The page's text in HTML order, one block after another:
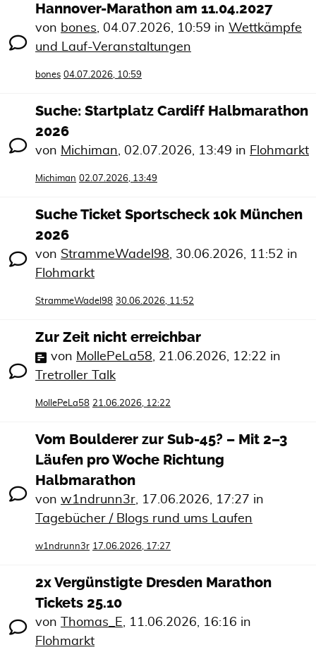
Hannover-Marathon am 11.04.2027
von bones, 04.07.2026, 10:59 in Wettkämpfe
und Lauf-Veranstaltungen
bones 04.07.2026, 10:59
Suche: Startplatz Cardiff Halbmarathon
2026
von Michiman, 02.07.2026, 13:49 in Flohmarkt
Michiman 02.07.2026, 13:49
Suche Ticket Sportscheck 10k München
2026
von StrammeWadel98, 30.06.2026, 11:52 in
Flohmarkt
StrammeWadel98 30.06.2026, 11:52
Zur Zeit nicht erreichbar
von MollePeLa58, 21.06.2026, 12:22 in
Tretroller Talk
MollePeLa58 21.06.2026, 12:22
Vom Boulderer zur Sub-45? – Mit 2–3
Läufen pro Woche Richtung
Halbmarathon
von w1ndrunn3r, 17.06.2026, 17:27 in
Tagebücher / Blogs rund ums Laufen
w1ndrunn3r 17.06.2026, 17:27
2x Vergünstigte Dresden Marathon
Tickets 25.10
von Thomas_E, 11.06.2026, 16:16 in
Flohmarkt